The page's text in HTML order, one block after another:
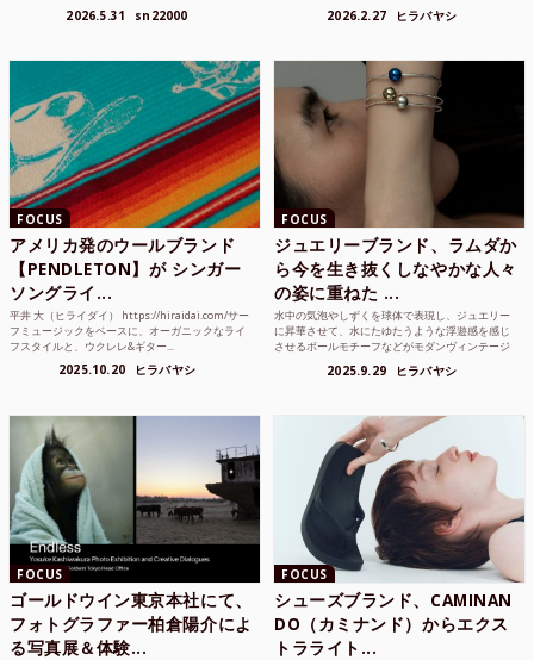
2026.5.31 sn22000 2026.2.27 ヒラバヤシ
FOCUS
アメリカ発のウールブランド
【PENDLETON】が シンガー
ソングライ...
平井 大（ヒライダイ） https://hiraidai.com/サー
フミュージックをベースに、オーガニックなライ
フスタイルと、ウクレレ&ギター...
2025.10.20 ヒラバヤシ
FOCUS
ジュエリーブランド、ラムダか
ら今を生き抜くしなやかな人々
の姿に重ねた ...
水中の気泡やしずくを球体で表現し、ジュエリー
に昇華させて、水にたゆたうような浮遊感を感じ
させるボールモチーフなどがモダンヴィンテージ
2025.9.29 ヒラバヤシ
FOCUS
ゴールドウイン東京本社にて、
フォトグラファー柏倉陽介によ
る写真展＆体験...
FOCUS
シューズブランド、CAMINAN
DO（カミナンド）からエクス
トラライト...